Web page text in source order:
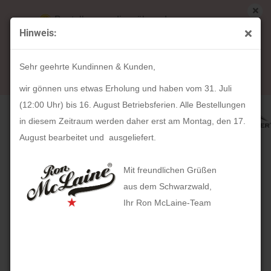
Hinweis:
Sehr geehrte Kundinnen & Kunden,
wir gönnen uns etwas Erholung und haben vom 31. Juli
(12:00 Uhr) bis 16. August Betriebsferien. Alle Bestellungen
in diesem Zeitraum werden daher erst am Montag, den 17.
August bearbeitet und ausgeliefert.
Mit freundlichen Grüßen
aus dem Schwarzwald,
Ihr Ron McLaine-Team
Bestellungen die während unserer
Betriebsferien (31. Juli ab 12:00 Uhr bis 16.
August) aufgegeben werden, werden ab Montag,
17. August bearbeitet und versendet.
« Erster « zurück weiter »
Letzter »
Artikel in dieser Kategorie
Tabaktasche FLORI (brandy)